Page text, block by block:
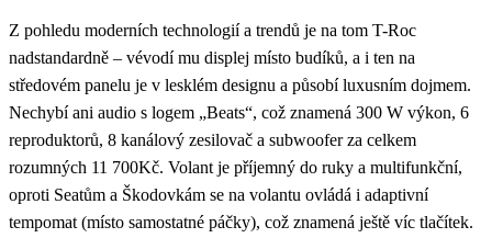
Z pohledu moderních technologií a trendů je na tom T-Roc
nadstandardně – vévodí mu displej místo budíků, a i ten na
středovém panelu je v lesklém designu a působí luxusním dojmem.
Nechybí ani audio s logem „Beats“, což znamená 300 W výkon, 6
reproduktorů, 8 kanálový zesilovač a subwoofer za celkem
rozumných 11 700Kč. Volant je příjemný do ruky a multifunkční,
oproti Seatům a Škodovkám se na volantu ovládá i adaptivní
tempomat (místo samostatné páčky), což znamená ještě víc tlačítek.